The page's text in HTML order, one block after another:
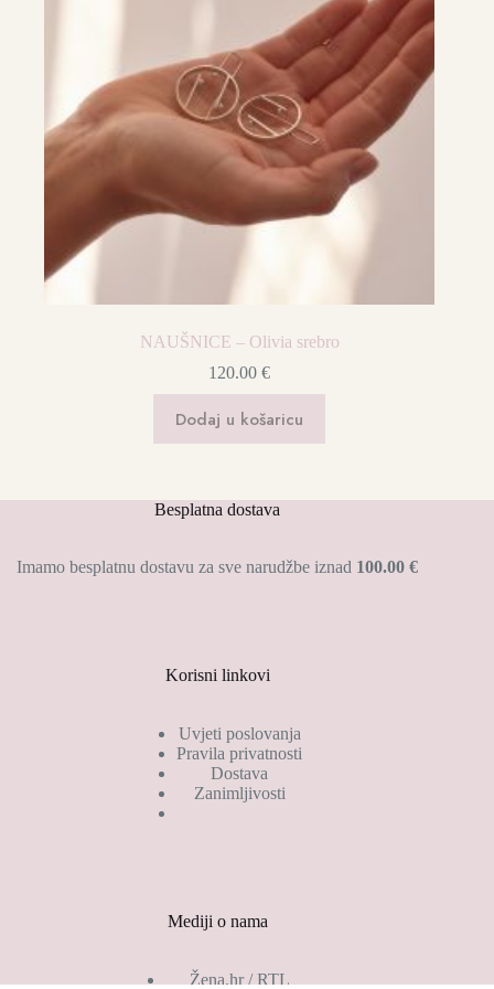
NAUŠNICE – Olivia srebro
120.00€
Dodaj u košaricu
Besplatna dostava
Imamo besplatnu dostavu za sve narudžbe iznad 100.00 €
Korisni linkovi
Uvjeti poslovanja
Pravila privatnosti
Dostava
Zanimljivosti
Mediji o nama
Žena.hr / RTL